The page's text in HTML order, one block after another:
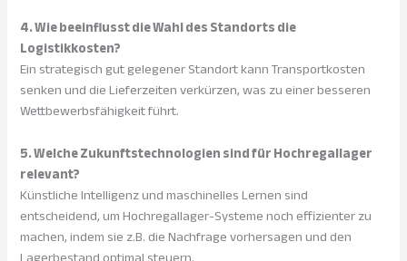
4. Wie beeinflusst die Wahl des Standorts die
Logistikkosten?
Ein strategisch gut gelegener Standort kann Transportkosten
senken und die Lieferzeiten verkürzen, was zu einer besseren
Wettbewerbsfähigkeit führt.
5. Welche Zukunftstechnologien sind für Hochregallager
relevant?
Künstliche Intelligenz und maschinelles Lernen sind
entscheidend, um Hochregallager-Systeme noch effizienter zu
machen, indem sie z.B. die Nachfrage vorhersagen und den